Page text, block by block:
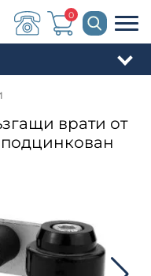
0
врати от